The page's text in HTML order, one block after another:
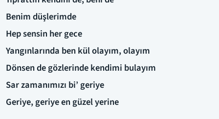
Benim düşlerimde
Hep sensin her gece
Yangınlarında ben kül olayım, olayım
Dönsen de gözlerinde kendimi bulayım
Sar zamanımızı bi’ geriye
Geriye, geriye en güzel yerine